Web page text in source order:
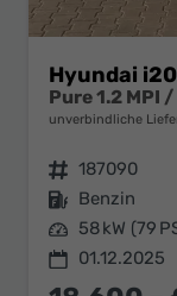
Hyundai i20
unverbindliche
Fahrzeugnr. 187090
Kraftstoff Benzin
Leistung 58 kW (79
01.12.2025